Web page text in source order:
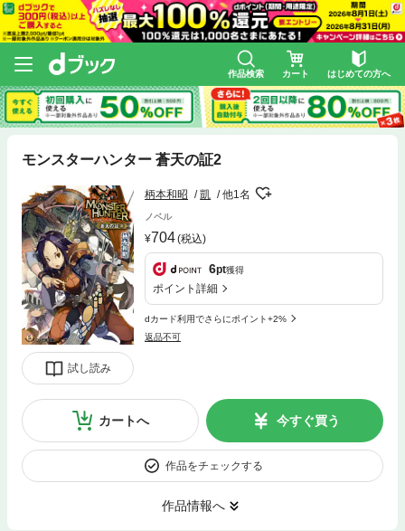
作品検索 カート はじめての方へ
モンスターハンター 蒼天の証2
試し読み
柄本和昭 凱 他1名
ノベル
704(税込)
6pt獲得
ポイント詳細
dカード利用でさらにポイント+2%
返品不可
カートへ 今すぐ買う
作品をチェックする
作品情報へ